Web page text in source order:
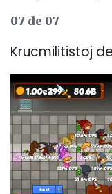
07 de 07
Krucmilitistoj